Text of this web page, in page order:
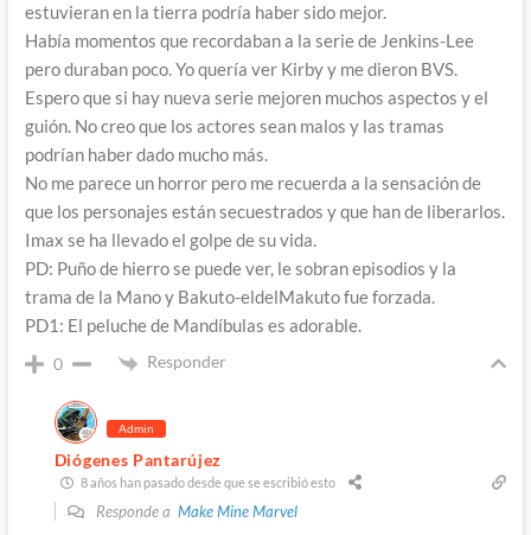
estuvieran en la tierra podría haber sido mejor.
Había momentos que recordaban a la serie de Jenkins-Lee
pero duraban poco. Yo quería ver Kirby y me dieron BVS.
Espero que si hay nueva serie mejoren muchos aspectos y el
guión. No creo que los actores sean malos y las tramas
podrían haber dado mucho más.
No me parece un horror pero me recuerda a la sensación de
que los personajes están secuestrados y que han de liberarlos.
Imax se ha llevado el golpe de su vida.
PD: Puño de hierro se puede ver, le sobran episodios y la
trama de la Mano y Bakuto-eldelMakuto fue forzada.
PD1: El peluche de Mandíbulas es adorable.
0 Responder
Admin
Diógenes Pantarújez
8 años han pasado desde que se escribió esto
Responde a Make Mine Marvel